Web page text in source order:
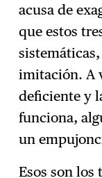
acusa de
que estos
imitación. A
deficiente y
funciona,
un
Esos son los